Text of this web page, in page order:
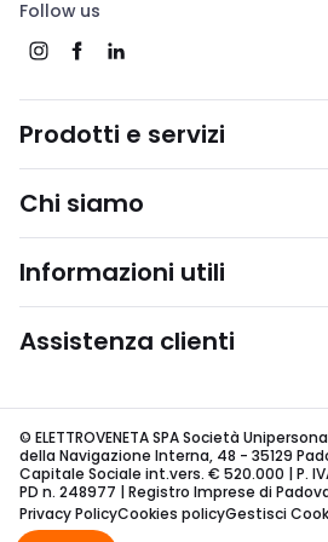
Follow us
Prodotti e servizi
Chi siamo
Informazioni utili
Assistenza clienti
© ELETTROVENETA SPA Società
della Navigazione Interna, 48 - 35129
Capitale Sociale int.vers. € 520.000 | P. IVA
PD n. 248977 | Registro Imprese di
Privacy PolicyCookies policyGestisci